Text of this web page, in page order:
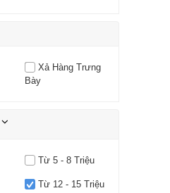
Xả Hàng Trưng
Bày
Từ 5 - 8 Triệu
Từ 12 - 15 Triệu